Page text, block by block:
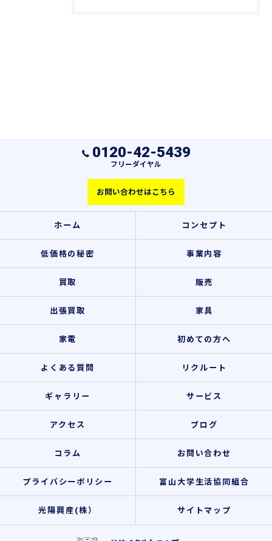
0120-42-5439
フリーダイヤル
お問い合わせはこちら
ホーム コンセプト
低価格の秘密 事業内容
買取 販売
出張買取 家具
家電 初めての方へ
よくある質問 リクルート
ギャラリー サービス
アクセス ブログ
コラム お問い合わせ
プライバシーポリシー 富山大学生活協同組合
光陽興産(株） サイトマップ